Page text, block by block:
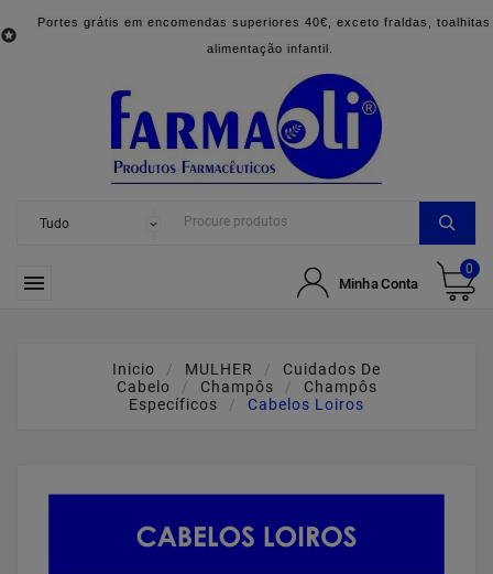

Portes grátis em encomendas superiores 40€, exceto fraldas, toalhitas
alimentação infantil.
 Minha Conta
0
Inicio MULHER
Cuidados De
Cabelo
Champôs
Champôs
Específicos
Cabelos Loiros